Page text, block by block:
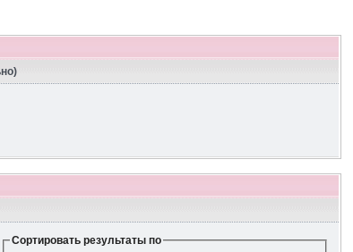
Сортировать результаты по